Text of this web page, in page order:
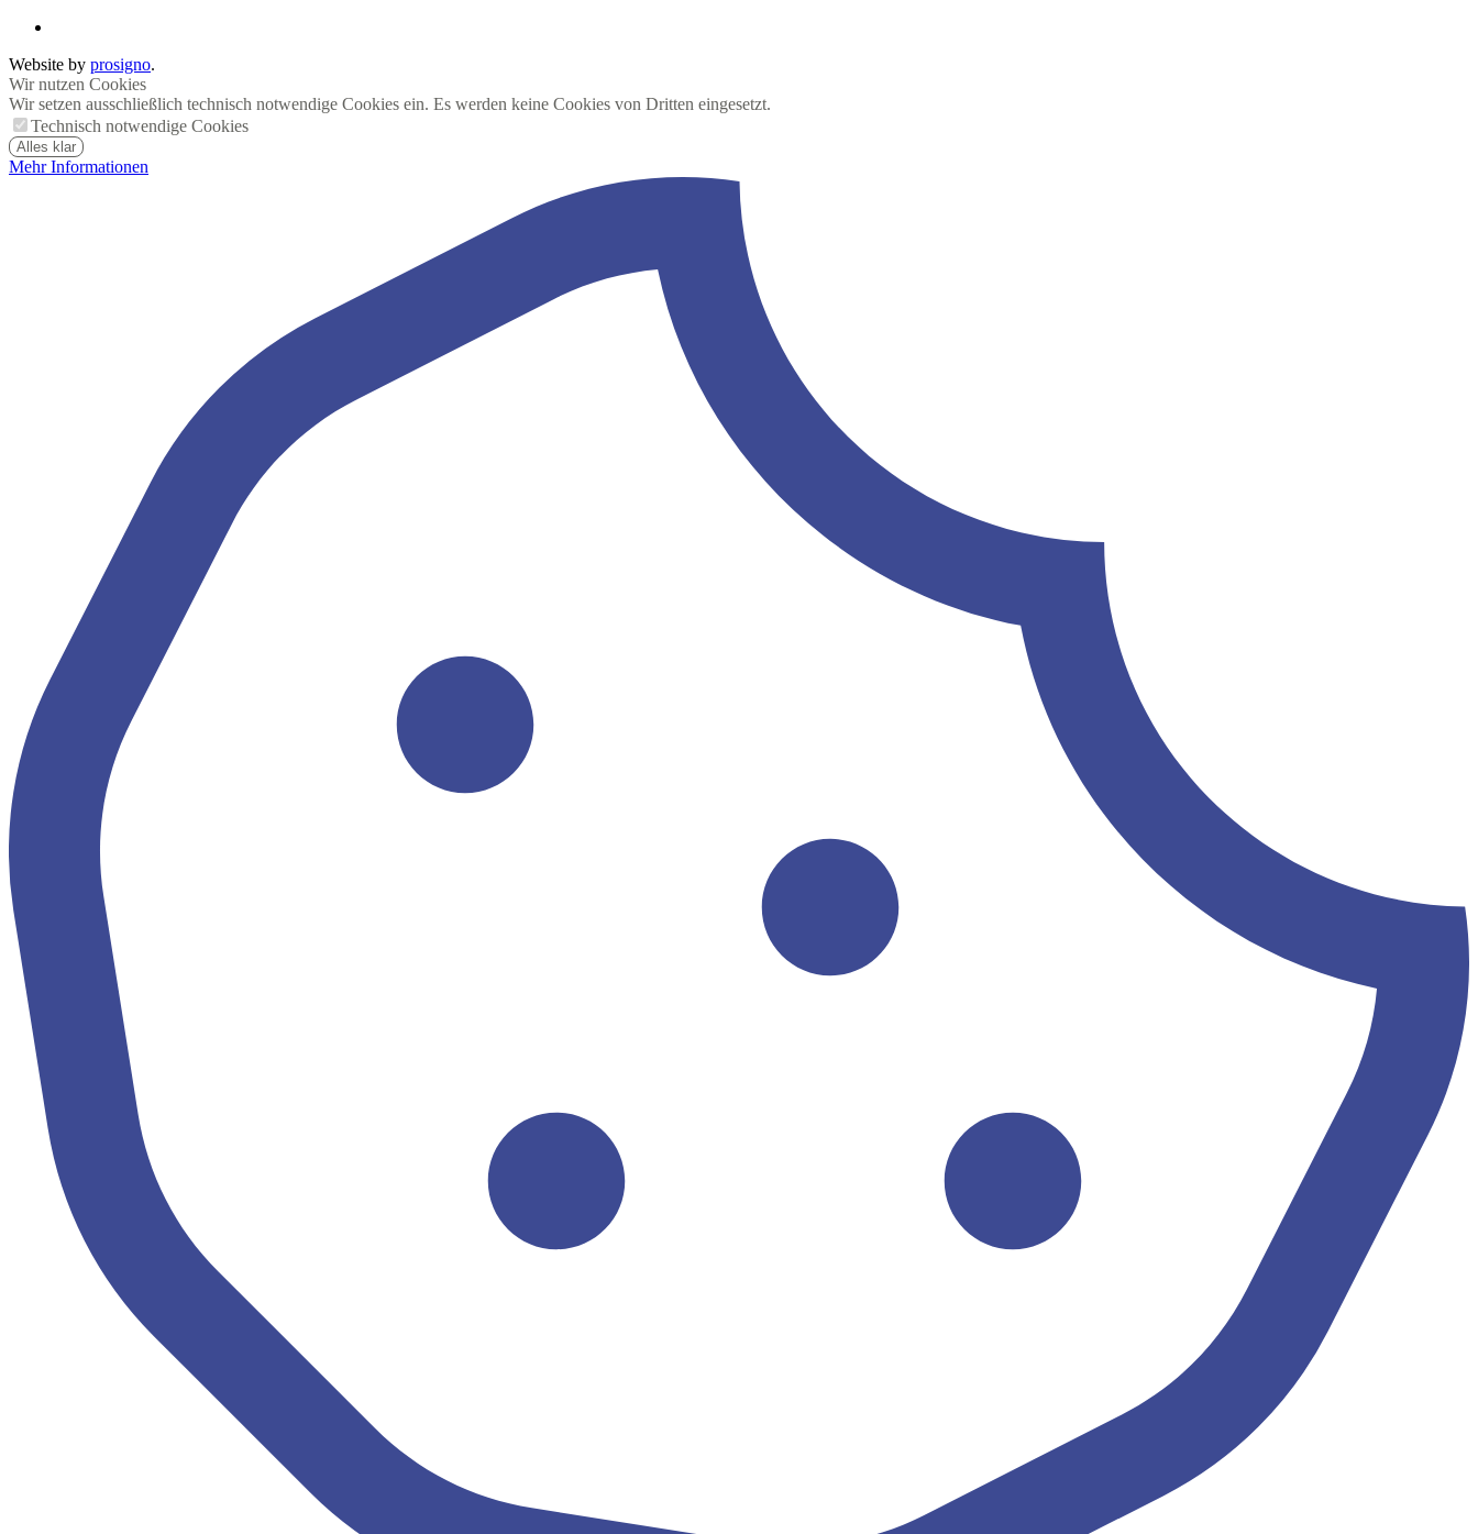
Website by prosigno.
Wir nutzen Cookies
Wir setzen ausschließlich technisch notwendige Cookies ein. Es werden keine Cookies von Dritten eingesetzt.
Technisch notwendige Cookies
Alles klar
Mehr Informationen